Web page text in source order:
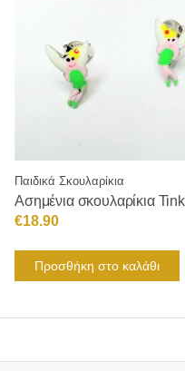
Παιδικά Σκουλαρίκια
Ασημένια σκουλαρίκια
€18.90
Προσθήκη στο καλάθι